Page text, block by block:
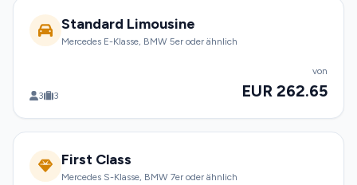
Standard Limousine
Mercedes E-Klasse, BMW 5er oder ähnlich
3 3
von
EUR 262.65
First Class
Mercedes S-Klasse, BMW 7er oder ähnlich